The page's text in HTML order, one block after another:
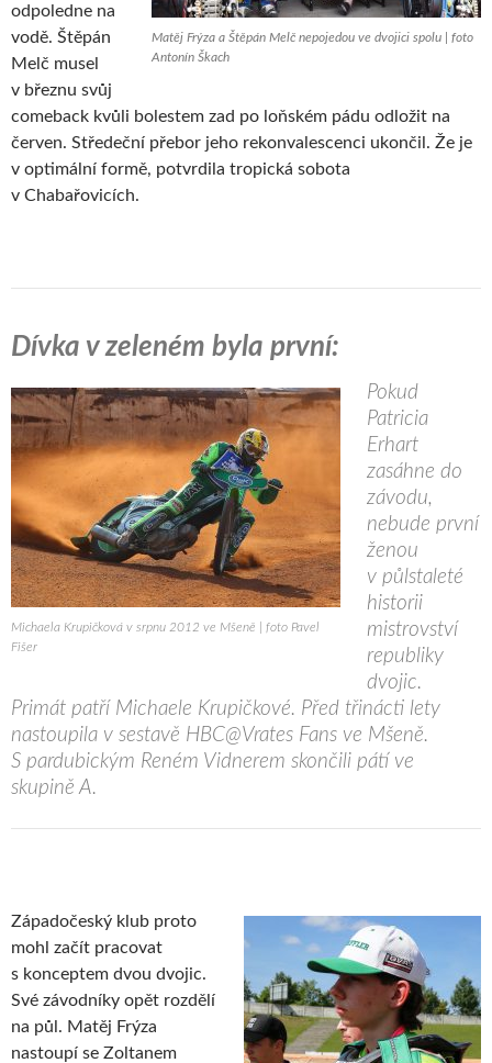
Matěj Frýza a Štěpán Melč nepojedou ve dvojici spolu | foto
Antonín Škach
odpoledne na
vodě. Štěpán
Melč musel
v březnu svůj
comeback kvůli bolestem zad po loňském pádu odložit na
červen. Středeční přebor jeho rekonvalescenci ukončil. Že je
v optimální formě, potvrdila tropická sobota
v Chabařovicích.
Dívka v zeleném byla první:
Michaela Krupičková v srpnu 2012 ve Mšeně | foto Pavel
Fišer
Pokud
Patricia
Erhart
zasáhne do
závodu,
nebude první
ženou
v půlstaleté
historii
mistrovství
republiky
dvojic.
Primát patří Michaele Krupičkové. Před třinácti lety
nastoupila v sestavě HBC@Vrates Fans ve Mšeně.
S pardubickým Reném Vidnerem skončili pátí ve
skupině A.
Západočeský klub proto
mohl začít pracovat
s konceptem dvou dvojic.
Své závodníky opět rozdělí
na půl. Matěj Frýza
nastoupí se Zoltanem